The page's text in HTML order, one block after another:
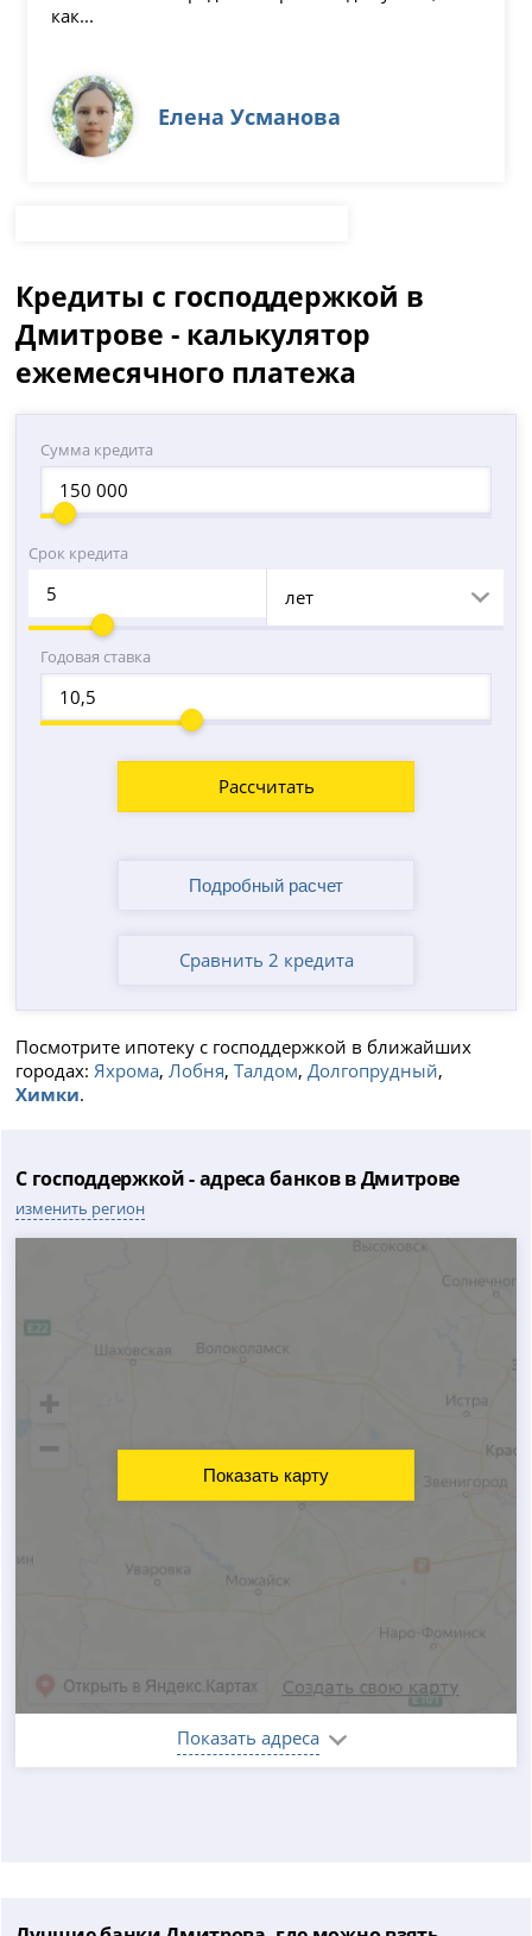
как...
Елена Усманова
Кредиты с господдержкой в
Дмитрове - калькулятор
ежемесячного платежа
Сумма кредита
Срок кредита
лет
Годовая ставка
Рассчитать
Сравнить 2 кредита
Посмотрите ипотеку с господдержкой в ближайших
городах: Яхрома,Лобня,Талдом,Долгопрудный,
Химки.
С господдержкой - адреса банков в Дмитрове
изменить регион
Показать адреса
Показать карту